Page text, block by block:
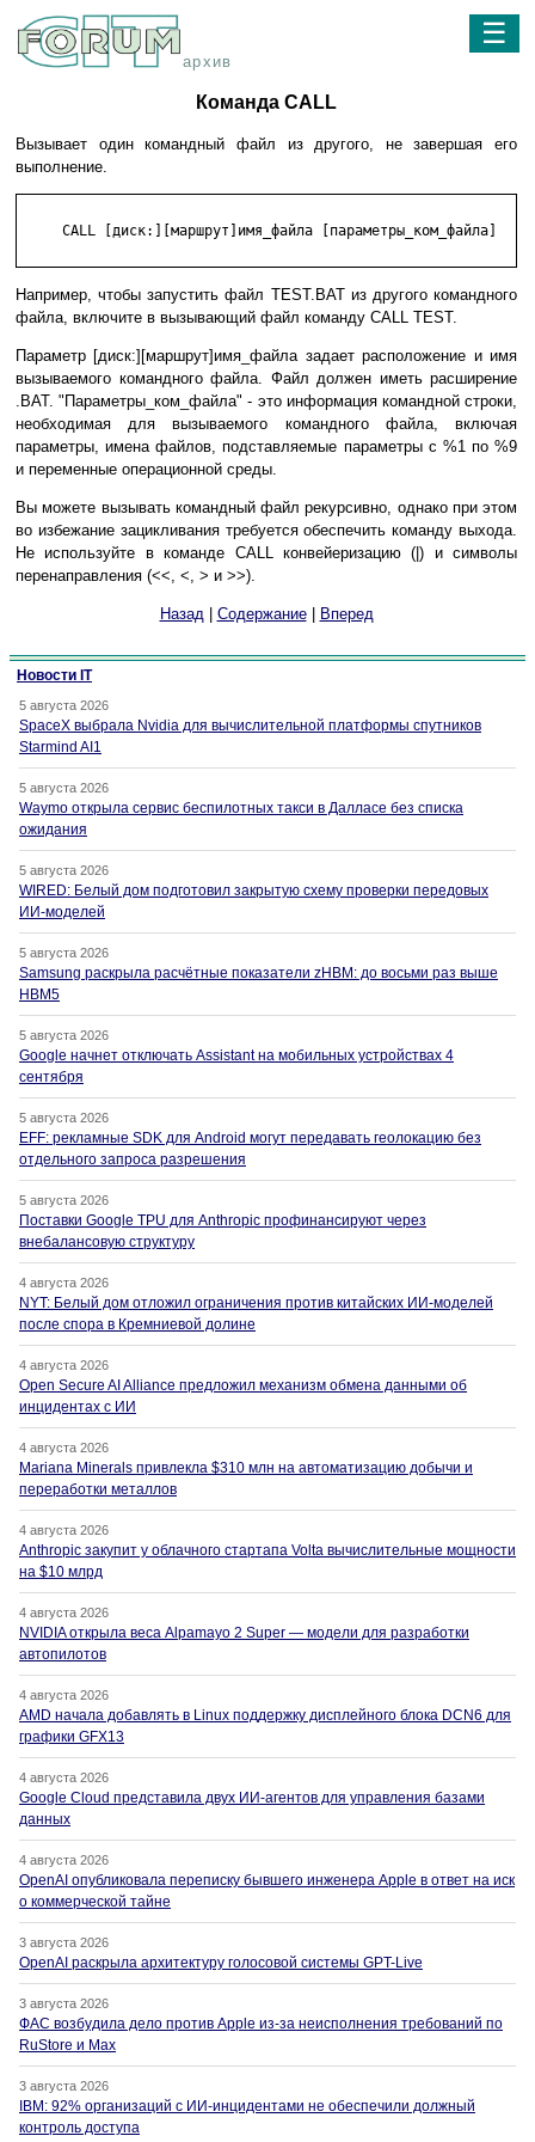
архив
☰
Команда CALL
Вызывает один командный файл из другого, не завершая его
выполнение.
     CALL [диск:][маршрут]имя_файла [параметры_ком_файла]
Например, чтобы запустить файл TEST.BAT из другого командного
файла, включите в вызывающий файл команду CALL TEST.
Параметр [диск:][маршрут]имя_файла задает расположение и имя
вызываемого командного файла. Файл должен иметь расширение
.BAT. "Параметры_ком_файла" - это информация командной строки,
необходимая для вызываемого командного файла, включая
параметры, имена файлов, подставляемые параметры с %1 по %9
и переменные операционной среды.
Вы можете вызывать командный файл рекурсивно, однако при этом
во избежание зацикливания требуется обеспечить команду выхода.
Не используйте в команде CALL конвейеризацию (|) и символы
перенаправления (<<, <, > и >>).
Назад| Содержание| Вперед
Новости IT
5 августа 2026
SpaceX выбрала Nvidia для вычислительной платформы спутников
Starmind AI1
5 августа 2026
Waymo открыла сервис беспилотных такси в Далласе без списка
ожидания
5 августа 2026
WIRED: Белый дом подготовил закрытую схему проверки передовых
ИИ-моделей
5 августа 2026
Samsung раскрыла расчётные показатели zHBM: до восьми раз выше
HBM5
5 августа 2026
Google начнет отключать Assistant на мобильных устройствах 4
сентября
5 августа 2026
EFF: рекламные SDK для Android могут передавать геолокацию без
отдельного запроса разрешения
5 августа 2026
Поставки Google TPU для Anthropic профинансируют через
внебалансовую структуру
4 августа 2026
NYT: Белый дом отложил ограничения против китайских ИИ-моделей
после спора в Кремниевой долине
4 августа 2026
Open Secure AI Alliance предложил механизм обмена данными об
инцидентах с ИИ
4 августа 2026
Mariana Minerals привлекла $310 млн на автоматизацию добычи и
переработки металлов
4 августа 2026
Anthropic закупит у облачного стартапа Volta вычислительные мощности
на $10 млрд
4 августа 2026
NVIDIA открыла веса Alpamayo 2 Super — модели для разработки
автопилотов
4 августа 2026
AMD начала добавлять в Linux поддержку дисплейного блока DCN6 для
графики GFX13
4 августа 2026
Google Cloud представила двух ИИ-агентов для управления базами
данных
4 августа 2026
OpenAI опубликовала переписку бывшего инженера Apple в ответ на иск
о коммерческой тайне
3 августа 2026
OpenAI раскрыла архитектуру голосовой системы GPT-Live
3 августа 2026
ФАС возбудила дело против Apple из-за неисполнения требований по
RuStore и Max
3 августа 2026
IBM: 92% организаций с ИИ-инцидентами не обеспечили должный
контроль доступа